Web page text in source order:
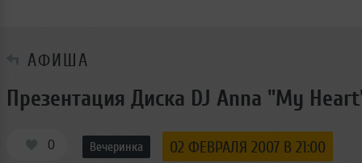
АФИША
Презентация Диска DJ Anna "My
0 Вечеринка 02 ФЕВРАЛЯ 2007 В 21:00